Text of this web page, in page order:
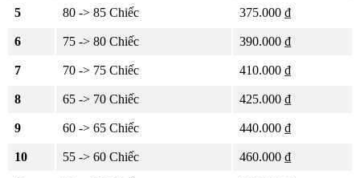
5 80 -> 85 Chiếc 375.000 ₫
6 75 -> 80 Chiếc 390.000 ₫
7 70 -> 75 Chiếc 410.000 ₫
8 65 -> 70 Chiếc 425.000 ₫
9 60 -> 65 Chiếc 440.000 ₫
10 55 -> 60 Chiếc 460.000 ₫